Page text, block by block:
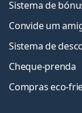
Sistema de
Convide um
Sistema de
Cheque-prenda
Compras eco-